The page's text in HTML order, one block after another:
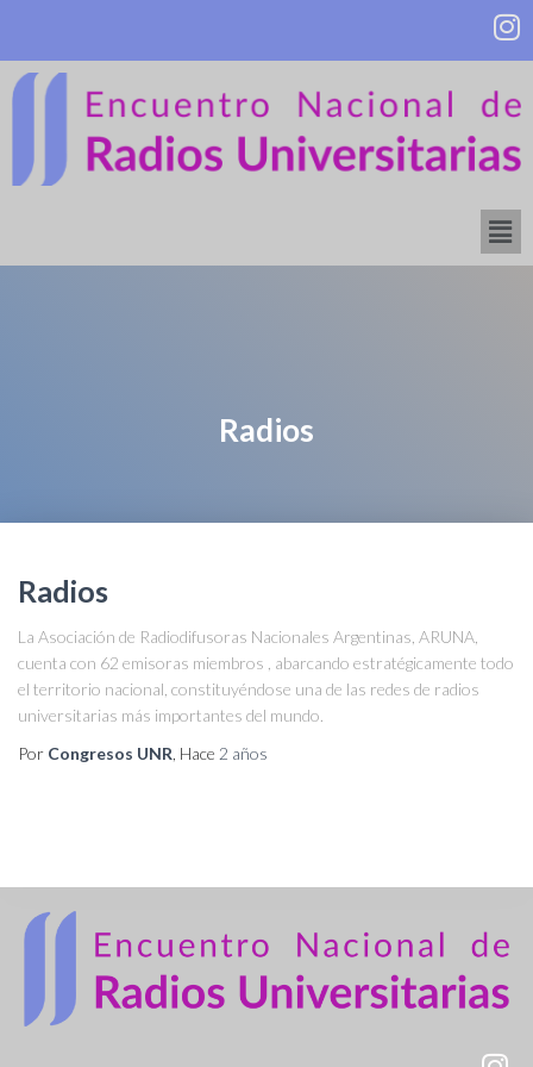
Radios
Radios
La Asociación de Radiodifusoras Nacionales Argentinas, ARUNA,
cuenta con 62 emisoras miembros , abarcando estratégicamente todo
el territorio nacional, constituyéndose una de las redes de radios
universitarias más importantes del mundo.
Por Congresos UNR, Hace 2 años